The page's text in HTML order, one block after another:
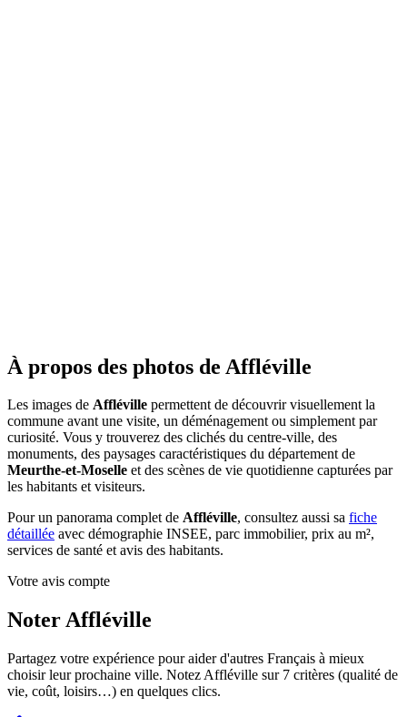
À propos des photos de Affléville
Les images de Affléville permettent de découvrir visuellement la
commune avant une visite, un déménagement ou simplement par
curiosité. Vous y trouverez des clichés du centre-ville, des
monuments, des paysages caractéristiques du département de
Meurthe-et-Moselle et des scènes de vie quotidienne capturées par
les habitants et visiteurs.
Pour un panorama complet de Affléville, consultez aussi sa fiche
détaillée avec démographie INSEE, parc immobilier, prix au m²,
services de santé et avis des habitants.
Votre avis compte
Noter Affléville
Partagez votre expérience pour aider d'autres Français à mieux
choisir leur prochaine ville. Notez Affléville sur 7 critères (qualité de
vie, coût, loisirs…) en quelques clics.